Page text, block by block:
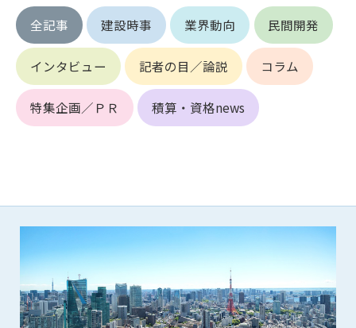
全記事 建設時事 業界動向 民間開発
インタビュー 記者の目／論説 コラム
特集企画／ＰＲ 積算・資格news
用および管理について責任を負うものとします。
2. 会員は、自己のIDおよびパスワードを、貸与、譲渡、売買、
その他形態を問わず、第三者に利用させることはできませ
ん。
3. 会員は、IDおよびパスワードの管理不十分、使用上の過誤、
第三者（他の会員を含む）の使用等による損害について責任
を負うものとし、管理者は一切責任を負いません。
(1) 第三者または管理者の著作権、その他知的所有権を侵害す
る行為
(2) 第三者または管理者の財産、プライバシー等を侵害する行
為
(3) 第三者または管理者を誹謗中傷する行為
(4) 有害なコンピュータプログラム等を送信又は書き込む行為
(5) 第三者に不利益を与える行為